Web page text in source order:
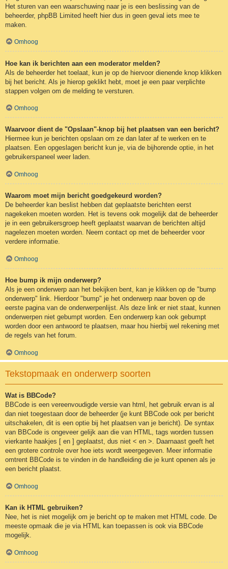
Het sturen van een waarschuwing naar je is een beslissing van de
beheerder, phpBB Limited heeft hier dus in geen geval iets mee te
maken.
Omhoog
Hoe kan ik berichten aan een moderator melden?
Als de beheerder het toelaat, kun je op de hiervoor dienende knop klikken
bij het bericht. Als je hierop geklikt hebt, moet je een paar verplichte
stappen volgen om de melding te versturen.
Omhoog
Waarvoor dient de "Opslaan"-knop bij het plaatsen van een bericht?
Hiermee kun je berichten opslaan om ze dan later af te werken en te
plaatsen. Een opgeslagen bericht kun je, via de bijhorende optie, in het
gebruikerspaneel weer laden.
Omhoog
Waarom moet mijn bericht goedgekeurd worden?
De beheerder kan beslist hebben dat geplaatste berichten eerst
nagekeken moeten worden. Het is tevens ook mogelijk dat de beheerder
je in een gebruikersgroep heeft geplaatst waarvan de berichten altijd
nagelezen moeten worden. Neem contact op met de beheerder voor
verdere informatie.
Omhoog
Hoe bump ik mijn onderwerp?
Als je een onderwerp aan het bekijken bent, kan je klikken op de "bump
onderwerp" link. Hierdoor "bump" je het onderwerp naar boven op de
eerste pagina van de onderwerpenlijst. Als deze link er niet staat, kunnen
onderwerpen niet gebumpt worden. Een onderwerp kan ook gebumpt
worden door een antwoord te plaatsen, maar hou hierbij wel rekening met
de regels van het forum.
Omhoog
Tekstopmaak en onderwerp soorten
Wat is BBCode?
BBCode is een vereenvoudigde versie van html, het gebruik ervan is al
dan niet toegestaan door de beheerder (je kunt BBCode ook per bericht
uitschakelen, dit is een optie bij het plaatsen van je bericht). De syntax
van BBCode is ongeveer gelijk aan die van HTML, tags worden tussen
vierkante haakjes [ en ] geplaatst, dus niet < en >. Daarnaast geeft het
een grotere controle over hoe iets wordt weergegeven. Meer informatie
omtrent BBCode is te vinden in de handleiding die je kunt openen als je
een bericht plaatst.
Omhoog
Kan ik HTML gebruiken?
Nee, het is niet mogelijk om je bericht op te maken met HTML code. De
meeste opmaak die je via HTML kan toepassen is ook via BBCode
mogelijk.
Omhoog